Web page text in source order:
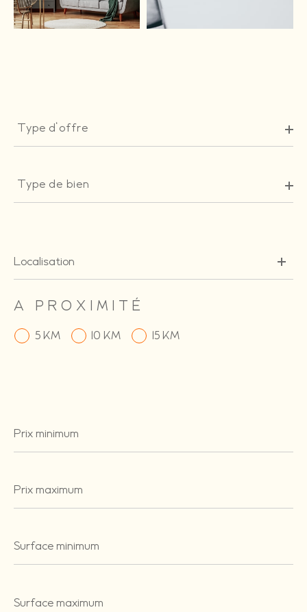
d'offre
Type d'offre
de
bien
Type de bien
A PROXIMITÉ
5 KM 10 KM 15 KM
minimum
maximum
minimum
maximum